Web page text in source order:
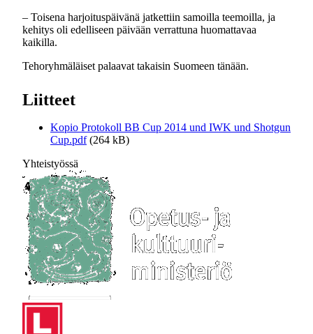
– Toisena harjoituspäivänä jatkettiin samoilla teemoilla, ja
kehitys oli edelliseen päivään verrattuna huomattavaa
kaikilla.
Tehoryhmäläiset palaavat takaisin Suomeen tänään.
Liitteet
Kopio Protokoll BB Cup 2014 und IWK und Shotgun
Cup.pdf (264 kB)
Yhteistyössä